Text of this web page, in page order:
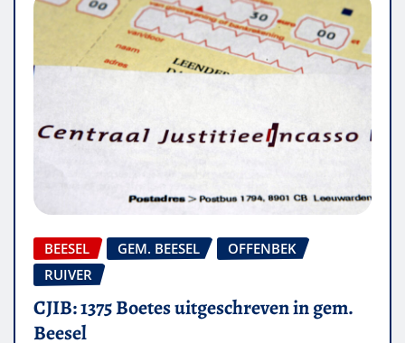
BEESEL GEM. BEESEL
OFFENBEK
RUIVER
CJIB: 1375 Boetes uitgeschreven in gem.
Beesel